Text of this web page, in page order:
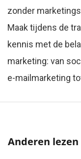
zonder
Maak tijdens de
kennis met de
marketing: van
e-mailmarketing
Anderen lezen